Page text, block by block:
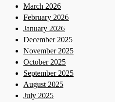
March 2026
February 2026
January 2026
December 2025
November 2025
October 2025
September 2025
August 2025
July 2025